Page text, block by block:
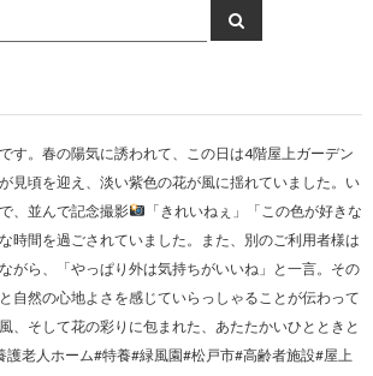
Search
す。春の陽気に誘われて、この日は4階屋上ガーデン
見頃を迎え、淡い紫色の花が風に揺れていました。い
、並んで記念撮影
「きれいねぇ」「この色が好きな
時間を過ごされていました。また、別のご利用者様は
がら、「やっぱり外は気持ちがいいね」と一言。その
自然の心地よさを感じていらっしゃることが伝わって
、そして花の彩りに包まれた、あたたかいひとときと
護老人ホーム#特養#緑風園#松戸市#高齢者施設#屋上